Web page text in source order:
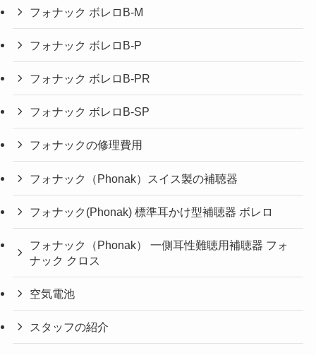
フォナック ボレロB-M
フォナック ボレロB-P
フォナック ボレロB-PR
フォナック ボレロB-SP
フォナックの修理費用
フォナック（Phonak）スイス製の補聴器
フォナック(Phonak) 標準耳かけ型補聴器 ボレロ
フォナック（Phonak） 一側耳性難聴用補聴器 フォ
ナック クロス
空気電池
スタッフの紹介